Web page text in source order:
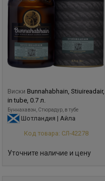
Виски Bunnahabhain, Stiuireadair,
in tube, 0.7 л.
Буннахавэн, Стюрадур, в тубе
Шотландия | Айла
Код товара: СЛ-42278
Уточните наличие и цену